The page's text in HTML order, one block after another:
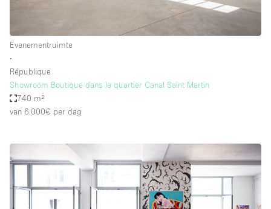
Evenementruimte
∙
République
Showroom Boutique dans le quartier Canal Saint Martin
740 m²
van 6.000€ per dag